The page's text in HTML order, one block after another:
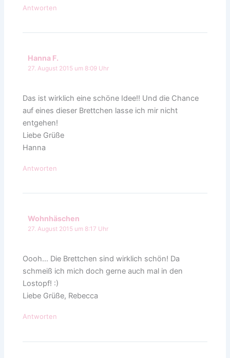
Antworten
Hanna F.
27. August 2015 um 8:09 Uhr
Das ist wirklich eine schöne Idee!! Und die Chance
auf eines dieser Brettchen lasse ich mir nicht
entgehen!
Liebe Grüße
Hanna
Antworten
Wohnhäschen
27. August 2015 um 8:17 Uhr
Oooh… Die Brettchen sind wirklich schön! Da
schmeiß ich mich doch gerne auch mal in den
Lostopf! :)
Liebe Grüße, Rebecca
Antworten